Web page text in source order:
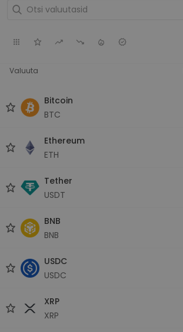
Valuuta
Bitcoin
BTC
Ethereum
ETH
Tether
USDT
BNB
BNB
USDC
USDC
XRP
XRP